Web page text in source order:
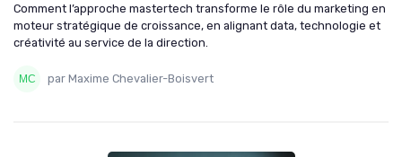
Comment l’approche mastertech transforme le rôle du marketing en
moteur stratégique de croissance, en alignant data, technologie et
créativité au service de la direction.
par Maxime Chevalier-Boisvert